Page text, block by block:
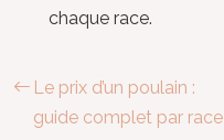
chaque race.
Le prix d’un poulain :
guide complet par race